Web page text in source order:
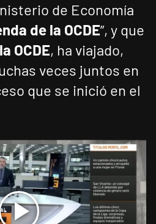
de Economía
de la OCDE”, y que
OCDE, ha viajado,
veces juntos en
que se inició en el